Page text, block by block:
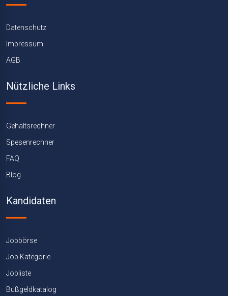
Datenschutz
Impressum
AGB
Nützliche Links
Gehaltsrechner
Spesenrechner
FAQ
Blog
Kandidaten
Jobbörse
Job Kategorie
Jobliste
Bußgeldkatalog